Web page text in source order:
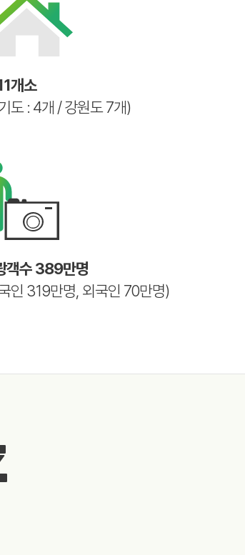
개소
도 : 4개 / 강원도 7개)
객수 389만명
인 319만명, 외국인 70만명)